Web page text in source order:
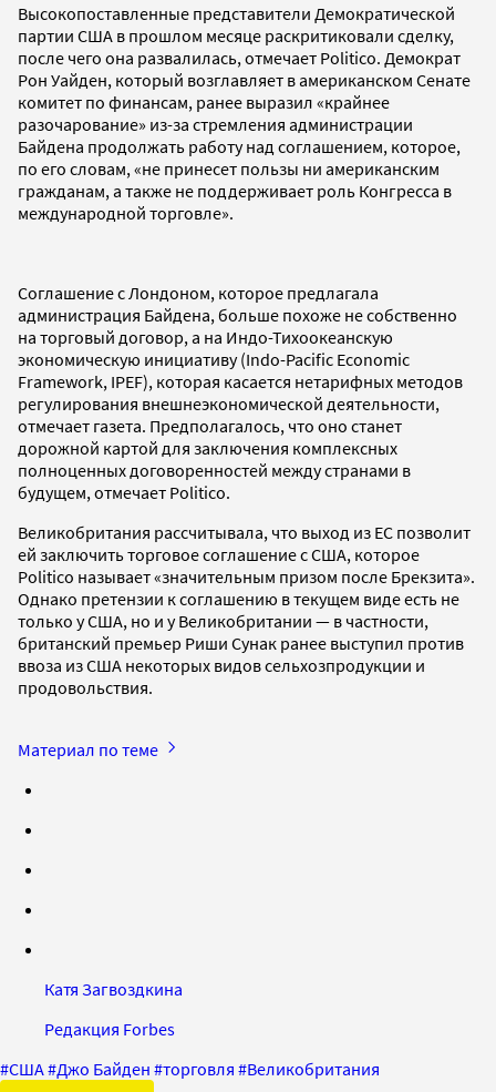
Высокопоставленные представители Демократической
партии США в прошлом месяце раскритиковали сделку,
после чего она развалилась, отмечает Politico. Демократ
Рон Уайден, который возглавляет в американском Сенате
комитет по финансам, ранее выразил «крайнее
разочарование» из-за стремления администрации
Байдена продолжать работу над соглашением, которое,
по его словам, «не принесет пользы ни американским
гражданам, а также не поддерживает роль Конгресса в
международной торговле».
Соглашение с Лондоном, которое предлагала
администрация Байдена, больше похоже не собственно
на торговый договор, а на Индо-Тихоокеанскую
экономическую инициативу (Indo-Pacific Economic
Framework, IPEF), которая касается нетарифных методов
регулирования внешнеэкономической деятельности,
отмечает газета. Предполагалось, что оно станет
дорожной картой для заключения комплексных
полноценных договоренностей между странами в
будущем, отмечает Politico.
Великобритания рассчитывала, что выход из ЕС позволит
ей заключить торговое соглашение с США, которое
Politico называет «значительным призом после Брекзита».
Однако претензии к соглашению в текущем виде есть не
только у США, но и у Великобритании — в частности,
британский премьер Риши Сунак ранее выступил против
ввоза из США некоторых видов сельхозпродукции и
продовольствия.
Материал по теме
Катя Загвоздкина
Редакция Forbes
#США#Джо Байден #торговля #Великобритания